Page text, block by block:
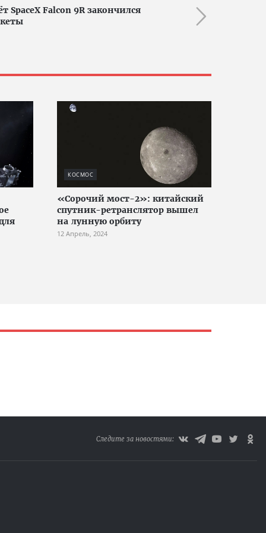
SpaceX Falcon 9R закончился
КОСМОС
«Сорочий мост-2»: китайский
спутник-ретранслятор вышел
на лунную орбиту
12 Апрель, 2024
Следите за новостями: